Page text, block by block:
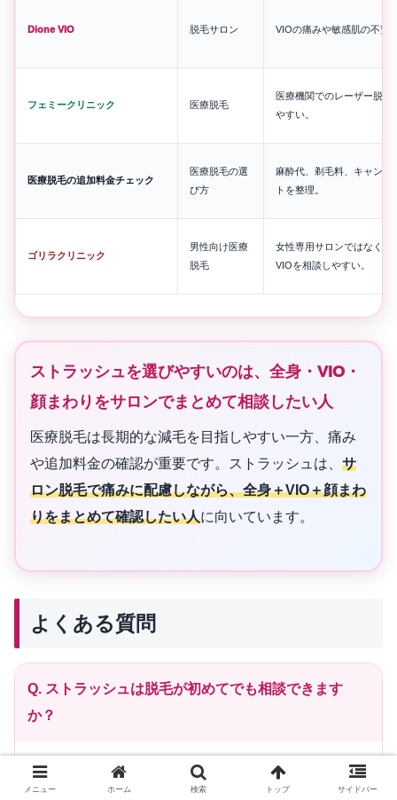
Dione VIO 脱毛サロン VIOの痛みや敏感肌の不安
フェミークリニック 医療脱毛
医療機関でのレーザー脱毛
やすい。
医療脱毛の追加料金チェック
医療脱毛の選
び方
麻酔代、剃毛料、キャン
トを整理。
ゴリラクリニック
男性向け医療
脱毛
女性専用サロンではなく、
VIOを相談しやすい。
ストラッシュを選びやすいのは、全身・VIO・
顔まわりをサロンでまとめて相談したい人
医療脱毛は長期的な減毛を目指しやすい一方、痛み
や追加料金の確認が重要です。ストラッシュは、 サ
ロン脱毛で痛みに配慮しながら、全身＋VIO＋顔まわ
りをまとめて確認したい人に向いています。
よくある質問
Q. ストラッシュは脱毛が初めてでも相談できます
か？
A. はい。ストラッシュは全身脱毛、VIO、顔まわり、
料金プランなどを無料カウンセリングで確認できま
メニュー ホーム 検索 トップ サイドバー